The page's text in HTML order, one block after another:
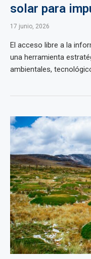
solar para
17 junio, 2026
El acceso libre a la
una herramienta
ambientales,